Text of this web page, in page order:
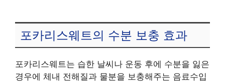
포카리스웨트의 수분 보충 효과
포카리스웨트는 습한 날씨나 운동 후에 수분을 잃은
경우에 체내 전해질과 물분을 보충해주는 음료수입